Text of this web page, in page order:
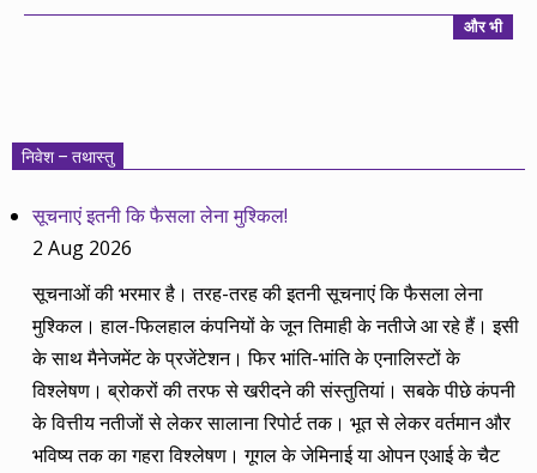
और भी
निवेश – तथास्तु
सूचनाएं इतनी कि फैसला लेना मुश्किल!
2 Aug 2026
सूचनाओं की भरमार है। तरह-तरह की इतनी सूचनाएं कि फैसला लेना
मुश्किल। हाल-फिलहाल कंपनियों के जून तिमाही के नतीजे आ रहे हैं। इसी
के साथ मैनेजमेंट के प्रजेंटेशन। फिर भांति-भांति के एनालिस्टों के
विश्लेषण। ब्रोकरों की तरफ से खरीदने की संस्तुतियां। सबके पीछे कंपनी
के वित्तीय नतीजों से लेकर सालाना रिपोर्ट तक। भूत से लेकर वर्तमान और
भविष्य तक का गहरा विश्लेषण। गूगल के जेमिनाई या ओपन एआई के चैट